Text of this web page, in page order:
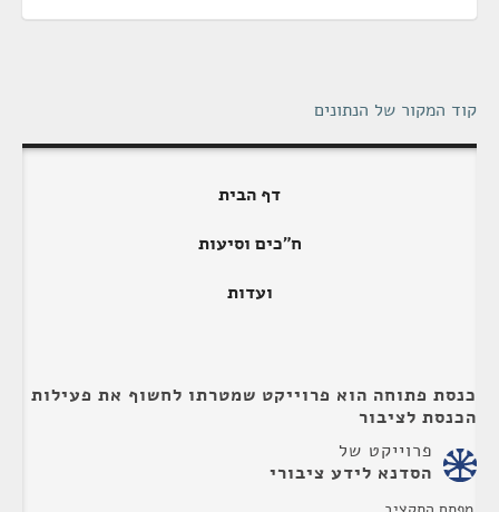
קוד המקור של הנתונים
דף הבית
ח"כים וסיעות
ועדות
כנסת פתוחה הוא פרוייקט שמטרתו לחשוף את פעילות
הכנסת לציבור
פרוייקט של
הסדנא לידע ציבורי